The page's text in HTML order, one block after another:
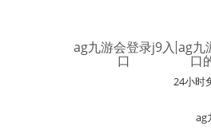
ag九游会登录j9入
口
ag九
口
24小时
ag